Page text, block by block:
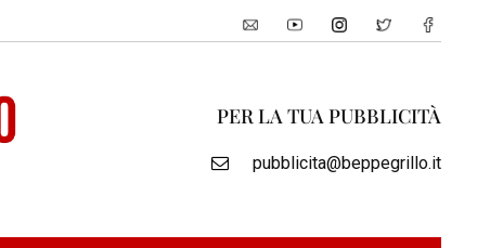
PER LA TUA PUBBLICITÀ
pubblicita@beppegrillo.it